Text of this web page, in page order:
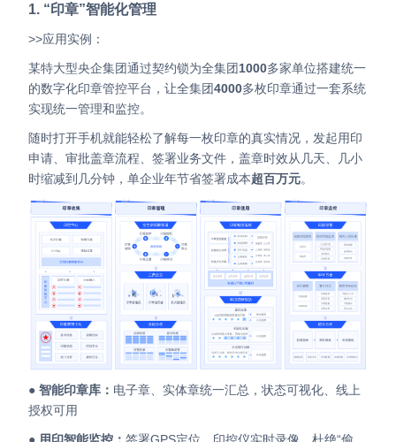
1. “印章”智能化管理
>>应用实例：
某特大型央企集团通过契约锁为全集团1000多家单位搭建统一
的数字化印章管控平台，让全集团4000多枚印章通过一套系统
实现统一管理和监控。
随时打开手机就能轻松了解每一枚印章的真实情况，发起用印
申请、审批盖章流程、签署业务文件，盖章时效从几天、几小
时缩减到几分钟，单企业年节省签署成本超百万元。
● 智能印章库： 电子章、实体章统一汇总，状态可视化、线上
授权可用